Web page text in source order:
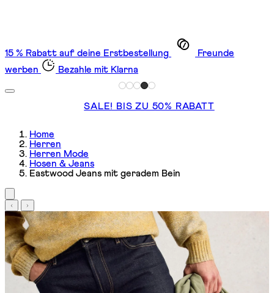
15 % Rabatt auf deine Erstbestellung
Freunde
werben
Bezahle mit Klarna
SALE! BIS ZU 50% RABATT
Home
Herren
Herren Mode
Hosen & Jeans
Eastwood Jeans mit geradem Bein